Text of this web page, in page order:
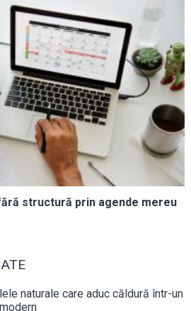
structură prin agende mereu
naturale care aduc căldură într-un